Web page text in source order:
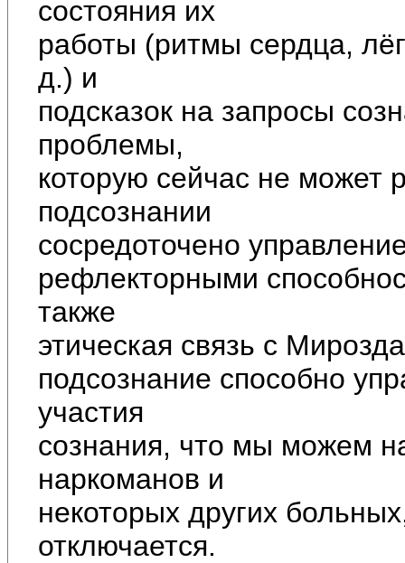
состояния их
работы (ритмы сердца,
д.) и
подсказок на запросы
проблемы,
которую сейчас не может
подсознании
сосредоточено
рефлекторными
также
этическая связь с
подсознание способно
участия
сознания, что мы можем
наркоманов и
некоторых других
отключается.